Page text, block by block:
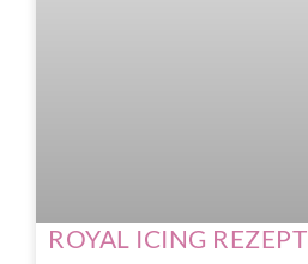
ROYAL ICING REZEPT